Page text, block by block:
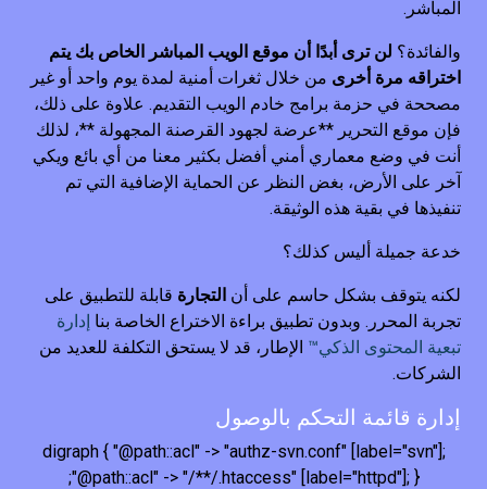
المباشر.
والفائدة؟ لن ترى أبدًا أن موقع الويب المباشر الخاص بك يتم
اختراقه مرة أخرى من خلال ثغرات أمنية لمدة يوم واحد أو غير
مصححة في حزمة برامج خادم الويب التقديم. علاوة على ذلك،
فإن موقع التحرير **عرضة لجهود القرصنة المجهولة **، لذلك
أنت في وضع معماري أمني أفضل بكثير معنا من أي بائع ويكي
آخر على الأرض، بغض النظر عن الحماية الإضافية التي تم
تنفيذها في بقية هذه الوثيقة.
خدعة جميلة أليس كذلك؟
لكنه يتوقف بشكل حاسم على أن التجارة قابلة للتطبيق على
تجربة المحرر. وبدون تطبيق براءة الاختراع الخاصة بنا إدارة
تبعية المحتوى الذكي™ الإطار، قد لا يستحق التكلفة للعديد من
الشركات.
إدارة قائمة التحكم بالوصول
digraph { "@path::acl" -> "authz-svn.conf" [label="svn"];
"@path::acl" -> "/**/.htaccess" [label="httpd"]; };